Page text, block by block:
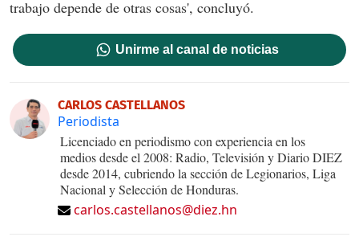
trabajo depende de otras cosas', concluyó.
Unirme al canal de noticias
CARLOS CASTELLANOS
Periodista
Licenciado en periodismo con experiencia en los
medios desde el 2008: Radio, Televisión y Diario DIEZ
desde 2014, cubriendo la sección de Legionarios, Liga
Nacional y Selección de Honduras.
carlos.castellanos@diez.hn